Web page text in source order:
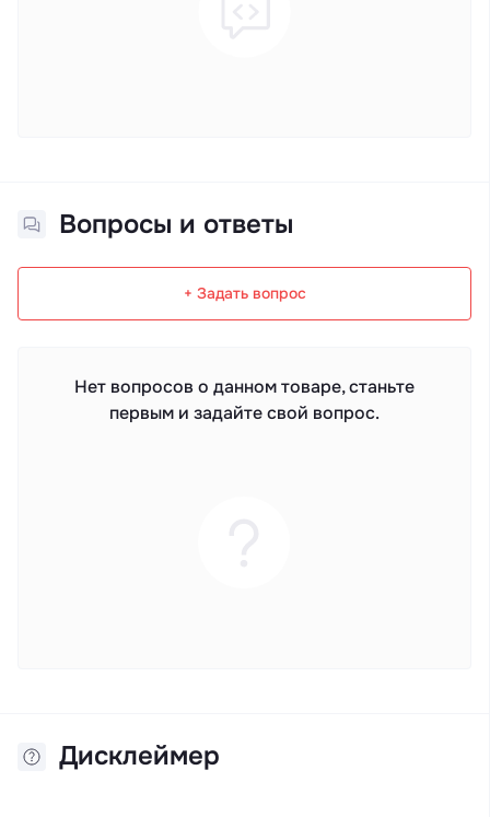
Вопросы и ответы
+ Задать вопрос
Нет вопросов о данном товаре, станьте
первым и задайте свой вопрос.
Дисклеймер